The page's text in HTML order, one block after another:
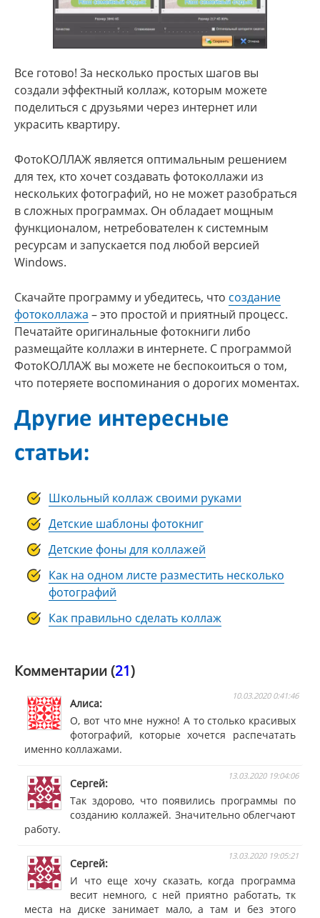
Все готово! За несколько простых шагов вы
создали эффектный коллаж, которым можете
поделиться с друзьями через интернет или
украсить квартиру.
ФотоКОЛЛАЖ является оптимальным решением
для тех, кто хочет создавать фотоколлажи из
нескольких фотографий, но не может разобраться
в сложных программах. Он обладает мощным
функционалом, нетребователен к системным
ресурсам и запускается под любой версией
Windows.
Скачайте программу и убедитесь, что создание
фотоколлажа – это простой и приятный процесс.
Печатайте оригинальные фотокниги либо
размещайте коллажи в интернете. С программой
ФотоКОЛЛАЖ вы можете не беспокоиться о том,
что потеряете воспоминания о дорогих моментах.
Другие интересные
статьи:
Школьный коллаж своими руками
Детские шаблоны фотокниг
Детские фоны для коллажей
Как на одном листе разместить несколько
фотографий
Как правильно сделать коллаж
Комментарии (21)
Алиса
10.03.2020 0:41:46
О, вот что мне нужно! А то столько красивых
фотографий, которые хочется распечатать
именно коллажами.
Сергей
13.03.2020 19:04:06
Так здорово, что появились программы по
созданию коллажей. Значительно облегчают
работу.
Сергей
13.03.2020 19:05:21
И что еще хочу сказать, когда программа
весит немного, с ней приятно работать, тк
места на диске занимает мало, а там и без этого